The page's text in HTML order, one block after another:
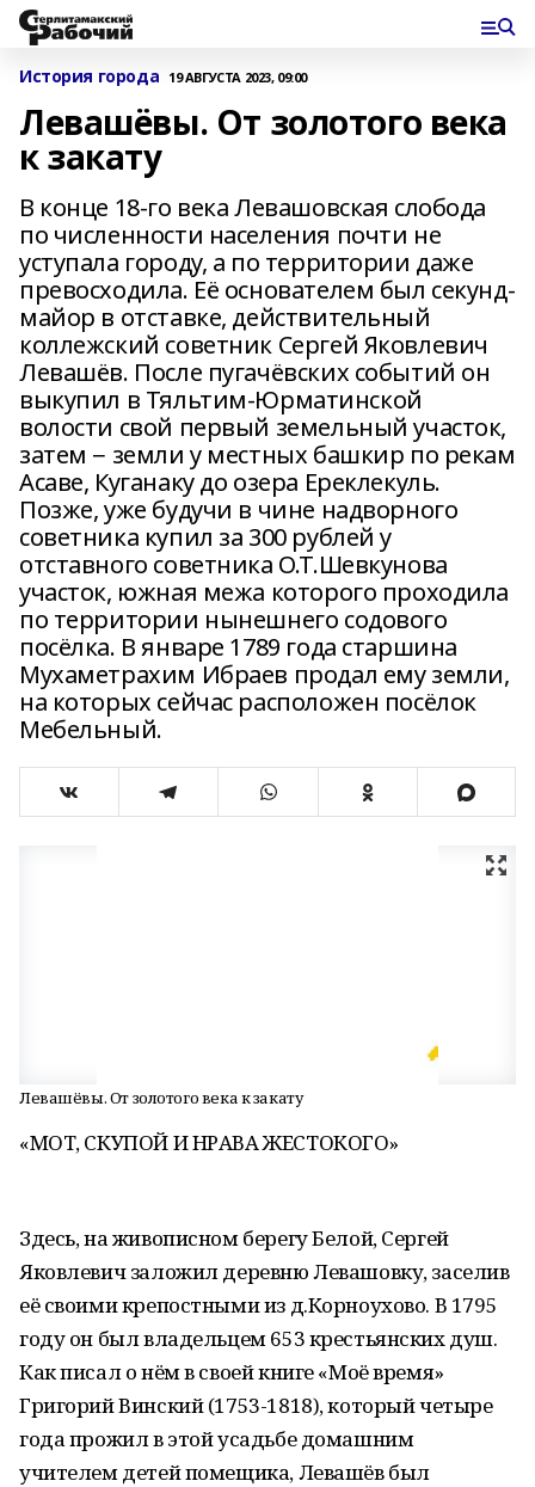
История города 19 АВГУСТА 2023, 09:00
Левашёвы. От золотого века
к закату
В конце 18-го века Левашовская слобода
по численности населения почти не
уступала городу, а по территории даже
превосходила. Её основателем был секунд-
майор в отставке, действительный
коллежский советник Сергей Яковлевич
Левашёв. После пугачёвских событий он
выкупил в Тяльтим-Юрматинской
волости свой первый земельный участок,
затем − земли у местных башкир по рекам
Асаве, Куганаку до озера Ереклекуль.
Позже, уже будучи в чине надворного
советника купил за 300 рублей у
отставного советника О.Т.Шевкунова
участок, южная межа которого проходила
по территории нынешнего содового
посёлка. В январе 1789 года старшина
Мухаметрахим Ибраев продал ему земли,
на которых сейчас расположен посёлок
Мебельный.
Левашёвы. От золотого века к закату
«МОТ, СКУПОЙ И НРАВА ЖЕСТОКОГО»
Здесь, на живописном берегу Белой, Сергей
Яковлевич заложил деревню Левашовку, заселив
её своими крепостными из д.Корноухово. В 1795
году он был владельцем 653 крестьянских душ.
Как писал о нём в своей книге «Моё время»
Григорий Винский (1753-1818), который четыре
года прожил в этой усадьбе домашним
учителем детей помещика, Левашёв был